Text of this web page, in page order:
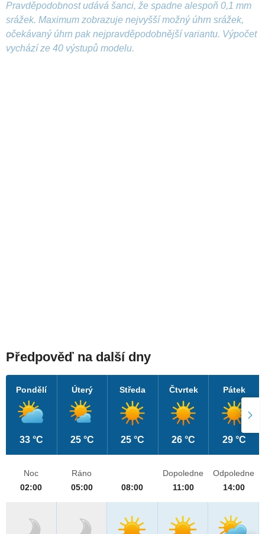
Pravděpodobnost udává šanci, že spadne alespoň 0,1 mm
srážek. Maximum zobrazuje nejvyšší možný úhrn srážek,
očekávaný úhrn pak nejpravděpodobnější variantu. Výpočet
vychází ze 40 výstupů modelu.
Předpověď na další dny
Pondělí
33 °C
Úterý
25 °C
Středa
25 °C
Čtvrtek
26 °C
Pátek
29 °C
Noc
02:00
Ráno
05:00
08:00
Dopoledne
11:00
Odpoledne
14:00